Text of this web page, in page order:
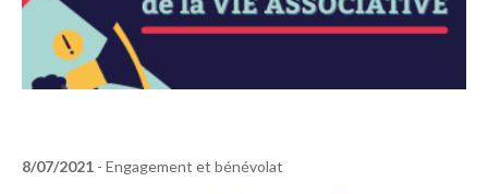
8/07/2021 - Engagement et bénévolat